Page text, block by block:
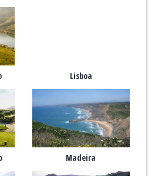
Lisboa
Madeira